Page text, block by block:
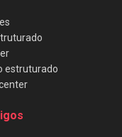
estruturado